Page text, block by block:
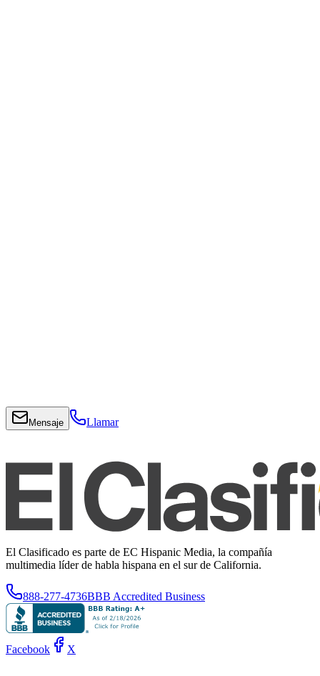
Mensaje Llamar
El Clasificado es parte de EC Hispanic Media, la compañía
multimedia líder de habla hispana en el sur de California.
888-277-4736BBB Accredited Business
Facebook X